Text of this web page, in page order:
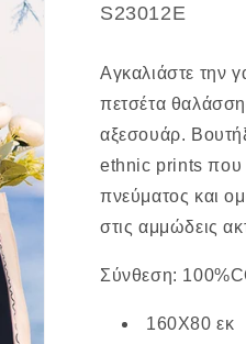
SKU:
S23012E
Αγκαλιάστε την
πετσέτα
αξεσουάρ.
ethnic prints που
πνεύματος και
στις αμμώδεις
Σύνθεση:
160X80 εκ